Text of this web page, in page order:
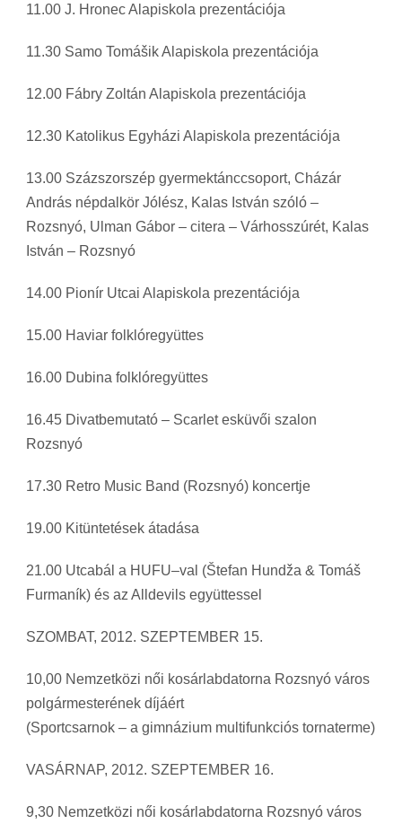
11.00 J. Hronec Alapiskola prezentációja
11.30 Samo Tomášik Alapiskola prezentációja
12.00 Fábry Zoltán Alapiskola prezentációja
12.30 Katolikus Egyházi Alapiskola prezentációja
13.00 Százszorszép gyermektánccsoport, Cházár
András népdalkör Jólész, Kalas István szóló –
Rozsnyó, Ulman Gábor – citera – Várhosszúrét, Kalas
István – Rozsnyó
14.00 Pionír Utcai Alapiskola prezentációja
15.00 Haviar folklóregyüttes
16.00 Dubina folklóregyüttes
16.45 Divatbemutató – Scarlet esküvői szalon
Rozsnyó
17.30 Retro Music Band (Rozsnyó) koncertje
19.00 Kitüntetések átadása
21.00 Utcabál a HUFU–val (Štefan Hundža & Tomáš
Furmaník) és az Alldevils együttessel
SZOMBAT, 2012. SZEPTEMBER 15.
10,00 Nemzetközi női kosárlabdatorna Rozsnyó város
polgármesterének díjáért
(Sportcsarnok – a gimnázium multifunkciós tornaterme)
VASÁRNAP, 2012. SZEPTEMBER 16.
9,30 Nemzetközi női kosárlabdatorna Rozsnyó város